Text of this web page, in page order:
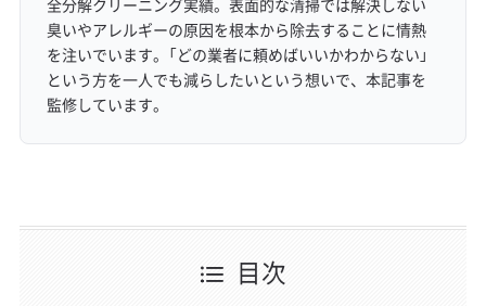
臭いやアレルギーの原因を根本から除去することに情熱
を注いでいます。「どの業者に頼めばいいかわからない」
という方を一人でも減らしたいという想いで、本記事を
監修しています。
目次